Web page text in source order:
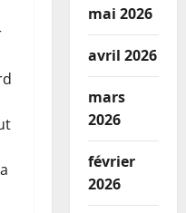
mai 2026
avril 2026
mars
2026
février
2026